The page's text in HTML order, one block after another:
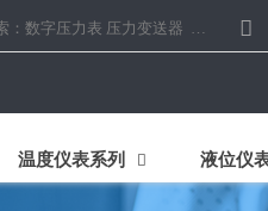

温度仪表系列  液位仪